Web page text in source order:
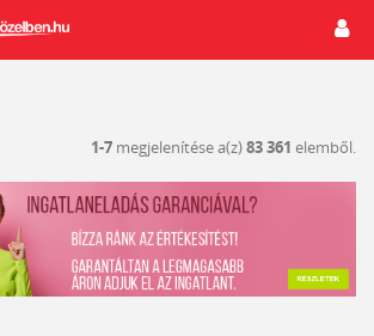
1-7 megjelenítése a(z)83 361 elemből.